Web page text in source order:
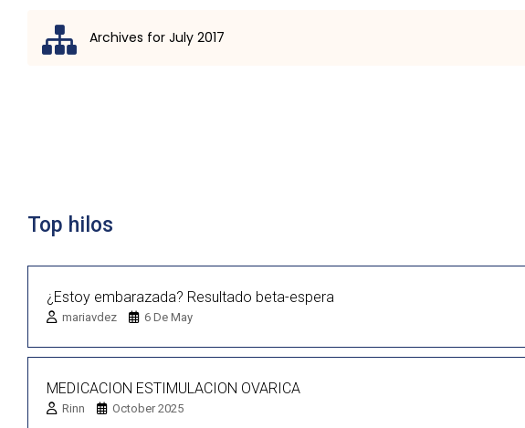
Archives for July 2017
Top hilos
¿Estoy embarazada? Resultado beta-espera
mariavdez 6 De May
MEDICACION ESTIMULACION OVARICA
Rinn October 2025